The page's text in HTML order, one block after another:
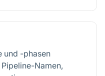
und -phasen
Namen,